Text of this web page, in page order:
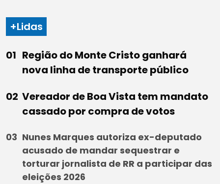
+Lidas
Região do Monte Cristo ganhará
nova linha de transporte público
Vereador de Boa Vista tem mandato
cassado por compra de votos
Nunes Marques autoriza ex-deputado
acusado de mandar sequestrar e
torturar jornalista de RR a participar das
eleições 2026